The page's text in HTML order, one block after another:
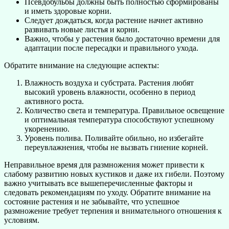
и иметь здоровые корни.
Следует дождаться, когда растение начнет активно
развивать новые листья и корни.
Важно, чтобы у растения было достаточно времени для
адаптации после пересадки и правильного ухода.
Обратите внимание на следующие аспекты:
Влажность воздуха и субстрата. Растения любят
высокий уровень влажности, особенно в период
активного роста.
Количество света и температура. Правильное освещение
и оптимальная температура способствуют успешному
укоренению.
Уровень полива. Поливайте обильно, но избегайте
переувлажнения, чтобы не вызвать гниение корней.
Неправильное время для размножения может привести к
слабому развитию новых кустиков и даже их гибели. Поэтому
важно учитывать все вышеперечисленные факторы и
следовать рекомендациям по уходу. Обратите внимание на
состояние растения и не забывайте, что успешное
размножение требует терпения и внимательного отношения к
условиям.